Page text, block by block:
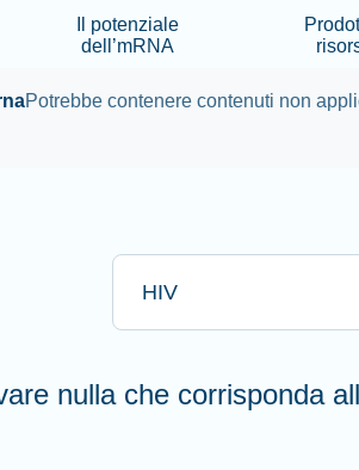
Il potenziale
dell’mRNA
Potrebbe contenere contenuti non
Digita qui per effettuare la
nulla che corrisponda